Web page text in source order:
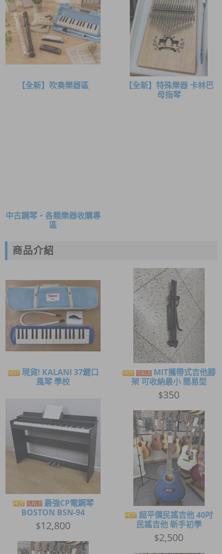
【全新】吹奏樂器區
【全新】特殊樂器 卡林巴
母指琴
中古鋼琴・各類樂器收購專
區
商品介紹
現貨! KALANI 37鍵口
風琴 學校
MIT攜帶式吉他腳
架 可收納最小 簡易型
$350
最強CP電鋼琴
BOSTON BSN-94
$12,800
超平價民謠吉他 40吋
民謠吉他 新手初學
$2,500